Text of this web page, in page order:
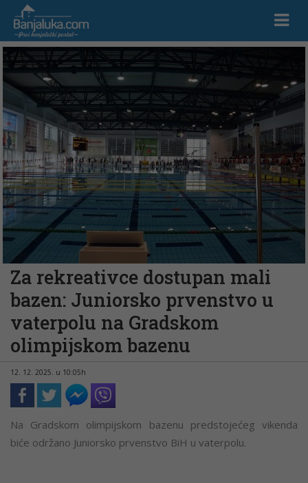
Za rekreativce dostupan mali
bazen: Juniorsko prvenstvo u
vaterpolu na Gradskom
olimpijskom bazenu
12. 12. 2025. u 10:05h
Na Gradskom olimpijskom bazenu predstojećeg vikenda
biće održano Juniorsko prvenstvo BiH u vaterpolu.